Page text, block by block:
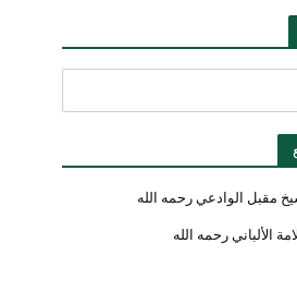
مقبل الوادعي رحمه الله
الألباني رحمه الله